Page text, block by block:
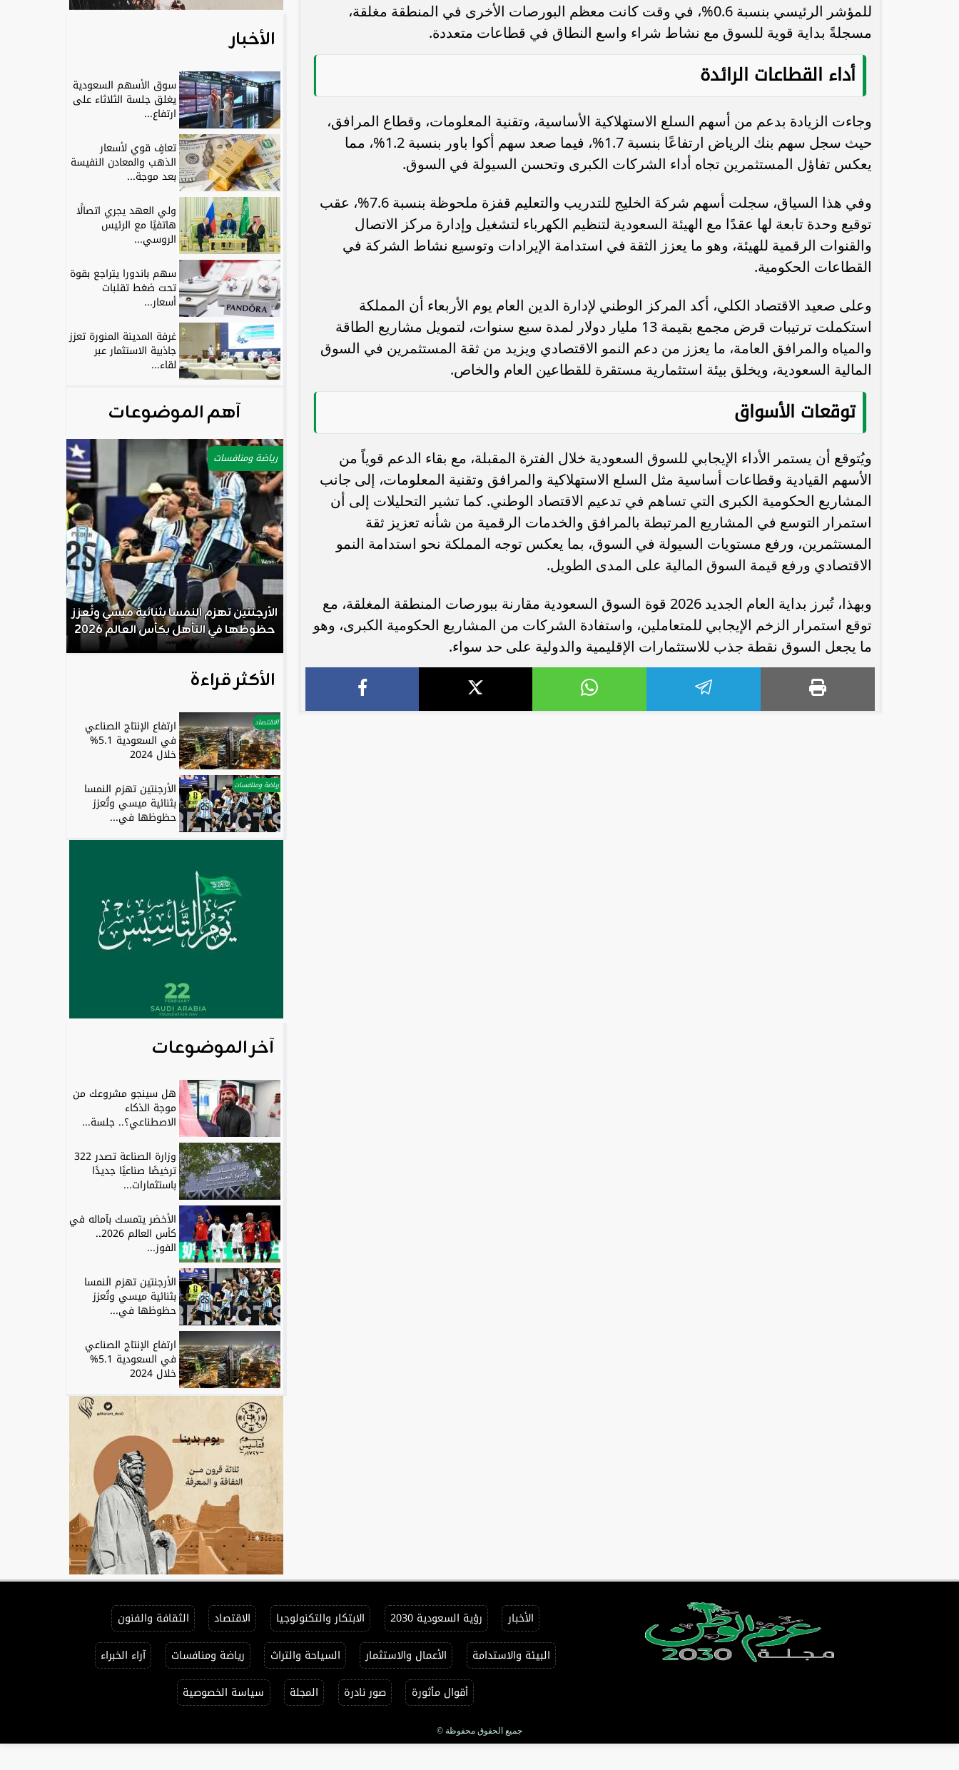
للمؤشر الرئيسي بنسبة 0.6%، في وقت كانت معظم البورصات الأخرى في المنطقة مغلقة،
مسجلةً بداية قوية للسوق مع نشاط شراء واسع النطاق في قطاعات متعددة.
أداء القطاعات الرائدة
وجاءت الزيادة بدعم من أسهم السلع الاستهلاكية الأساسية، وتقنية المعلومات، وقطاع المرافق،
حيث سجل سهم بنك الرياض ارتفاعًا بنسبة 1.7%، فيما صعد سهم أكوا باور بنسبة 1.2%، مما
يعكس تفاؤل المستثمرين تجاه أداء الشركات الكبرى وتحسن السيولة في السوق.
وفي هذا السياق، سجلت أسهم شركة الخليج للتدريب والتعليم قفزة ملحوظة بنسبة 7.6%، عقب
توقيع وحدة تابعة لها عقدًا مع الهيئة السعودية لتنظيم الكهرباء لتشغيل وإدارة مركز الاتصال
والقنوات الرقمية للهيئة، وهو ما يعزز الثقة في استدامة الإيرادات وتوسيع نشاط الشركة في
القطاعات الحكومية.
وعلى صعيد الاقتصاد الكلي، أكد المركز الوطني لإدارة الدين العام يوم الأربعاء أن المملكة
استكملت ترتيبات قرض مجمع بقيمة 13 مليار دولار لمدة سبع سنوات، لتمويل مشاريع الطاقة
والمياه والمرافق العامة، ما يعزز من دعم النمو الاقتصادي ويزيد من ثقة المستثمرين في السوق
المالية السعودية، ويخلق بيئة استثمارية مستقرة للقطاعين العام والخاص.
توقعات الأسواق
ويُتوقع أن يستمر الأداء الإيجابي للسوق السعودية خلال الفترة المقبلة، مع بقاء الدعم قوياً من
الأسهم القيادية وقطاعات أساسية مثل السلع الاستهلاكية والمرافق وتقنية المعلومات، إلى جانب
المشاريع الحكومية الكبرى التي تساهم في تدعيم الاقتصاد الوطني. كما تشير التحليلات إلى أن
استمرار التوسع في المشاريع المرتبطة بالمرافق والخدمات الرقمية من شأنه تعزيز ثقة
المستثمرين، ورفع مستويات السيولة في السوق، بما يعكس توجه المملكة نحو استدامة النمو
الاقتصادي ورفع قيمة السوق المالية على المدى الطويل.
وبهذا، تُبرز بداية العام الجديد 2026 قوة السوق السعودية مقارنة ببورصات المنطقة المغلقة، مع
توقع استمرار الزخم الإيجابي للمتعاملين، واستفادة الشركات من المشاريع الحكومية الكبرى، وهو
ما يجعل السوق نقطة جذب للاستثمارات الإقليمية والدولية على حد سواء.
الأخبار
سوق الأسهم السعودية
يغلق جلسة الثلاثاء على
ارتفاع...
تعافٍ قوي لأسعار
الذهب والمعادن النفيسة
بعد موجة...
ولي العهد يجري اتصالًا
هاتفيًا مع الرئيس
الروسي...
سهم باندورا يتراجع بقوة
تحت ضغط تقلبات
أسعار...
غرفة المدينة المنورة تعزز
جاذبية الاستثمار عبر
لقاء...
آهم الموضوعات
هل سينجو مشروعك من موجة الذكاء
الاصطناعي؟.. جلسة متخصصة تناقش
مستقبل الشركات...
وزارة الصناعة تصدر 322 ترخيصًا صناعيًا
جديدًا باستثمارات 12.33 مليار ريال
الأخضر يتمسك بآماله في كأس العالم
2026.. الفوز على الرأس الأخضر طريق...
رياضة ومنافسات
الأرجنتين تهزم النمسا بثنائية ميسي وتُعزز
حظوظها في التأهل بكأس العالم 2026
الأكثر قراءة
الاقتصاد ارتفاع الإنتاج الصناعي
في السعودية 5.1%
خلال 2024
رياضة ومنافسات الأرجنتين تهزم النمسا
بثنائية ميسي وتُعزز
حظوظها في...
آخر الموضوعات
هل سينجو مشروعك من
موجة الذكاء
الاصطناعي؟.. جلسة...
وزارة الصناعة تصدر 322
ترخيصًا صناعيًا جديدًا
باستثمارات...
الأخضر يتمسك بآماله في
كأس العالم 2026..
الفوز...
الأرجنتين تهزم النمسا
بثنائية ميسي وتُعزز
حظوظها في...
ارتفاع الإنتاج الصناعي
في السعودية 5.1%
خلال 2024
الأخبار رؤية السعودية 2030 الابتكار والتكنولوجيا الاقتصاد
الثقافة والفنون
البيئة والاستدامة
الأعمال والاستثمار السياحة والتراث رياضة ومنافسات
آراء الخبراء
أقوال مأثورة
صور نادرة المجلة سياسة الخصوصية
جميع الحقوق محفوظة ©